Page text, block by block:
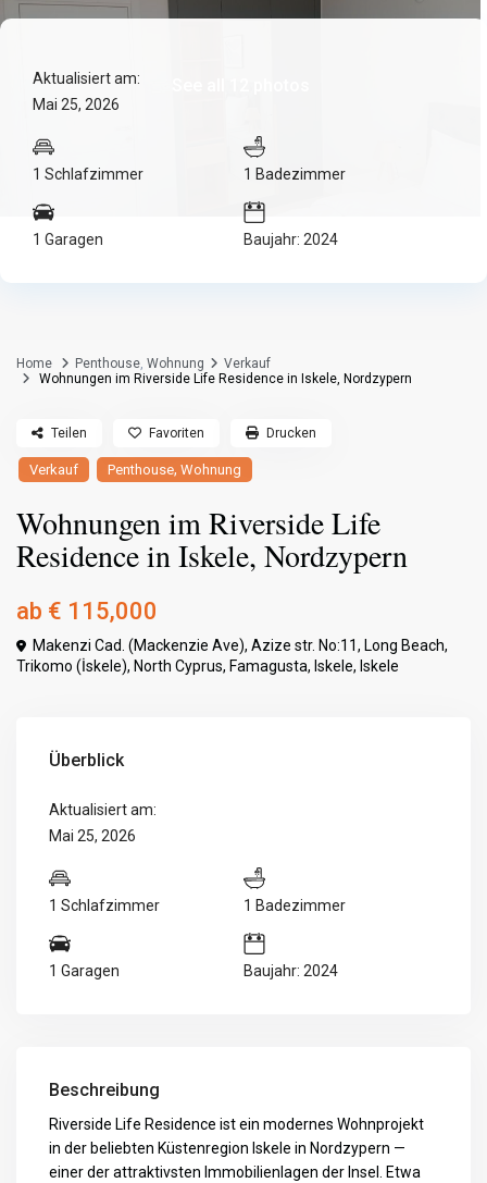
Aktualisiert am:
Mai 25, 2026
1 Schlafzimmer 1 Badezimmer
1 Garagen Baujahr: 2024
Home Penthouse,Wohnung
Verkauf
Wohnungen im Riverside Life Residence in Iskele, Nordzypern
Verkauf Penthouse,Wohnung
Wohnungen im Riverside Life
Residence in Iskele, Nordzypern
ab € 115,000
Makenzi Cad. (Mackenzie Ave), Azize str. No:11, Long Beach,
Trikomo (İskele), North Cyprus, Famagusta, Iskele, Iskele
Teilen Favoriten Drucken
Überblick
Aktualisiert am:
Mai 25, 2026
1 Schlafzimmer 1 Badezimmer
1 Garagen Baujahr: 2024
Beschreibung
Riverside Life Residence ist ein modernes Wohnprojekt
in der beliebten Küstenregion Iskele in Nordzypern —
einer der attraktivsten Immobilienlagen der Insel. Etwa